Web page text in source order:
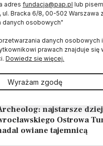
Wał obronny z
I odkryty na
najstarsze
Ostrowa
owiane tajemnicą
adres fundacja@pap.pl lub
ul. Bracka 6/8, 00-502 Warszawa z
danych osobowych"
danych osobowych i
prawach znajduje się
Dowiedz się więcej.
Wyrażam zgodę